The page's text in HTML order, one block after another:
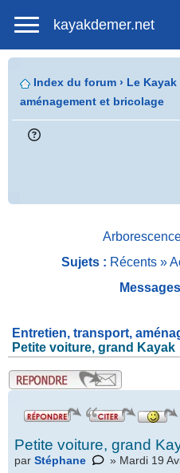
kayakdemer.net
Index du forum › Le Kayak
aménagement et bricolage
Sujets : Récents »
Entretien, transport,
Petite voiture, grand Kayak
.
Petite voiture, grand
par Stéphane » Mardi 19